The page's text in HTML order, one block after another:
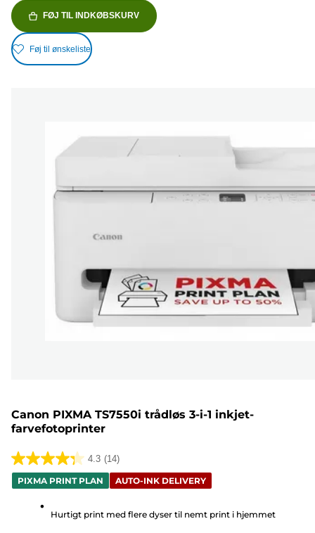
FØJ TIL INDKØBSKURV
Føj til ønskeliste
Canon PIXMA TS7550i trådløs 3-i-1 inkjet-
farvefotoprinter
4.3 (14)
4.3
ud
PIXMA PRINT PLAN AUTO-INK DELIVERY
Hurtigt print med flere dyser til nemt print i hjemmet